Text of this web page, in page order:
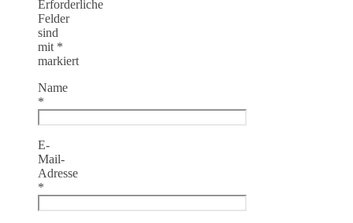
Erforderliche
Felder
sind
mit *
markiert
Name
*
E-
Mail-
Adresse
*